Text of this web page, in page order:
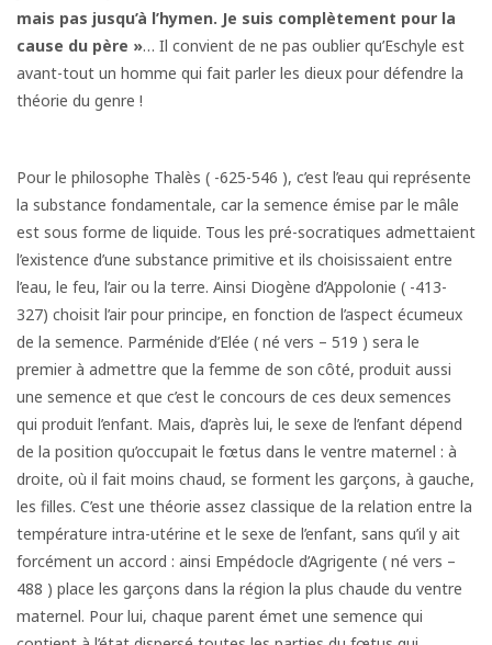
mais pas jusqu’à l’hymen. Je suis complètement pour la
cause du père »… Il convient de ne pas oublier qu’Eschyle est
avant-tout un homme qui fait parler les dieux pour défendre la
théorie du genre !
Pour le philosophe Thalès ( -625-546 ), c’est l’eau qui représente
la substance fondamentale, car la semence émise par le mâle
est sous forme de liquide. Tous les pré-socratiques admettaient
l’existence d’une substance primitive et ils choisissaient entre
l’eau, le feu, l’air ou la terre. Ainsi Diogène d’Appolonie ( -413-
327) choisit l’air pour principe, en fonction de l’aspect écumeux
de la semence. Parménide d’Elée ( né vers – 519 ) sera le
premier à admettre que la femme de son côté, produit aussi
une semence et que c’est le concours de ces deux semences
qui produit l’enfant. Mais, d’après lui, le sexe de l’enfant dépend
de la position qu’occupait le fœtus dans le ventre maternel : à
droite, où il fait moins chaud, se forment les garçons, à gauche,
les filles. C’est une théorie assez classique de la relation entre la
température intra-utérine et le sexe de l’enfant, sans qu’il y ait
forcément un accord : ainsi Empédocle d’Agrigente ( né vers –
488 ) place les garçons dans la région la plus chaude du ventre
maternel. Pour lui, chaque parent émet une semence qui